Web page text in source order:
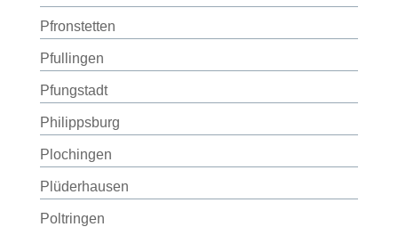
Pfronstetten
Pfullingen
Pfungstadt
Philippsburg
Plochingen
Plüderhausen
Poltringen